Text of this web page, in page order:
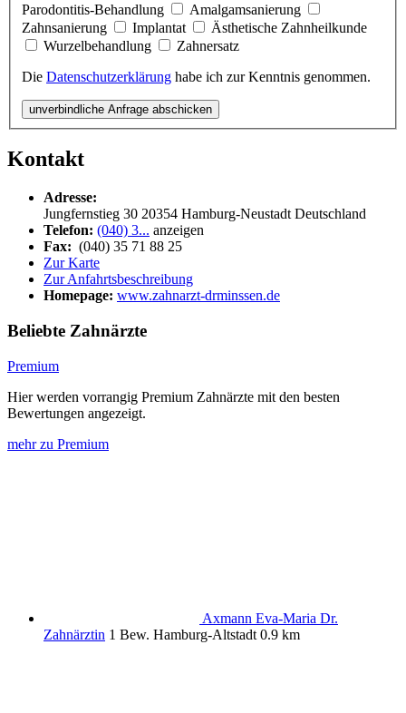
Parodontitis-Behandlung
Amalgamsanierung
Zahnsanierung
Implantat
Ästhetische Zahnheilkunde
Wurzelbehandlung
Zahnersatz
Die Datenschutzerklärung habe ich zur Kenntnis genommen.
unverbindliche Anfrage abschicken
Kontakt
Adresse:
Jungfernstieg 30 20354 Hamburg-Neustadt Deutschland
Telefon: (040) 3... anzeigen
Fax: (040) 35 71 88 25
Zur Karte
Zur Anfahrtsbeschreibung
Homepage: www.zahnarzt-drminssen.de
Beliebte Zahnärzte
Premium
Hier werden vorrangig Premium Zahnärzte mit den besten
Bewertungen angezeigt.
mehr zu Premium
Axmann Eva-Maria Dr.
Zahnärztin 1 Bew. Hamburg-Altstadt 0.9 km